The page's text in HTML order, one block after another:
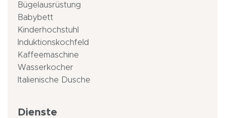
Bügelausrüstung
Babybett
Kinderhochstuhl
Induktionskochfeld
Kaffeemaschine
Wasserkocher
Italienische Dusche
Dienste